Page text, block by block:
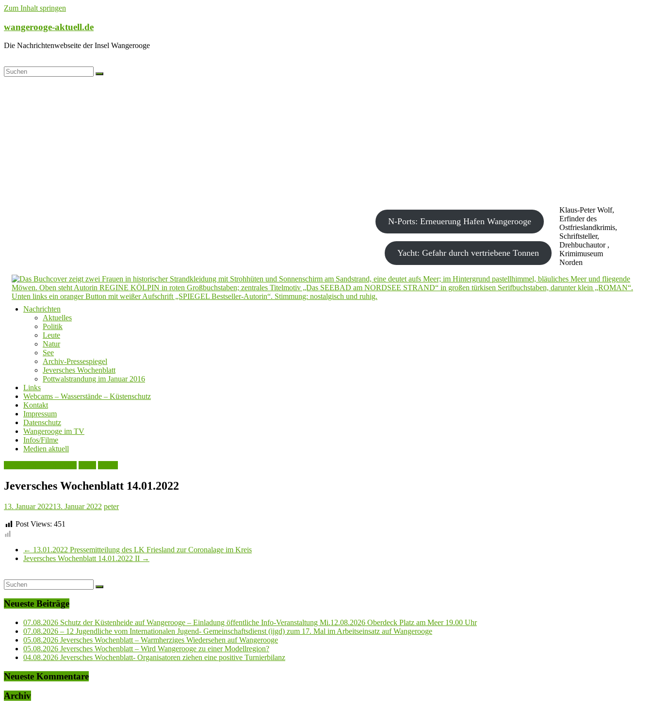
Zum Inhalt springen
wangerooge-aktuell.de
Die Nachrichtenwebseite der Insel Wangerooge
Klaus-Peter Wolf,
Erfinder des
Ostfrieslandkrimis,
Schriftsteller,
Drehbuchautor ,
Krimimuseum
Norden
N-Ports: Erneuerung Hafen Wangerooge
Yacht: Gefahr durch vertriebene Tonnen
Nachrichten
Aktuelles
Politik
Leute
Natur
See
Archiv-Pressespiegel
Jeversches Wochenblatt
Pottwalstrandung im Januar 2016
Links
Webcams – Wasserstände – Küstenschutz
Kontakt
Impressum
Datenschutz
Wangerooge im TV
Infos/Filme
Medien aktuell
Jeversches Wochenblatt 14.01.2022
13. Januar 202213. Januar 2022 peter
Post Views: 451
← 13.01.2022 Pressemitteilung des LK Friesland zur Coronalage im Kreis
Jeversches Wochenblatt 14.01.2022 II →
Neueste Beiträge
07.08.2026 Schutz der Küstenheide auf Wangerooge – Einladung öffentliche Info-Veranstaltung Mi.12.08.2026 Oberdeck Platz am Meer 19.00 Uhr
07.08.2026 – 12 Jugendliche vom Internationalen Jugend- Gemeinschaftsdienst (ijgd) zum 17. Mal im Arbeitseinsatz auf Wangerooge
05.08.2026 Jeversches Wochenblatt – Warmherziges Wiedersehen auf Wangerooge
05.08.2026 Jeversches Wochenblatt – Wird Wangerooge zu einer Modellregion?
04.08.2026 Jeversches Wochenblatt- Organisatoren ziehen eine positive Turnierbilanz
Neueste Kommentare
Archiv